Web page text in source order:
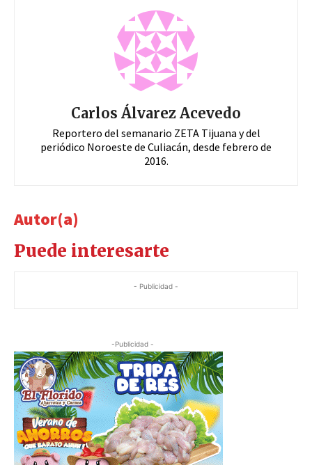
Carlos Álvarez Acevedo
Reportero del semanario ZETA Tijuana y del
periódico Noroeste de Culiacán, desde febrero de
2016.
Autor(a)
Puede interesarte
- Publicidad -
-Publicidad -